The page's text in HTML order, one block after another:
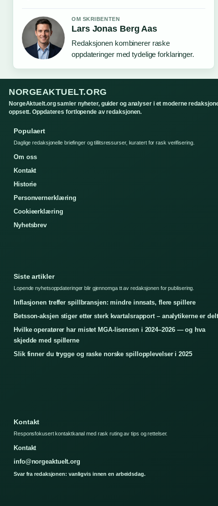
OM SKRIBENTEN
Lars Jonas Berg Aas
Redaksjonen kombinerer raske
oppdateringer med tydelige forklaringer.
NORGEAKTUELT.ORG
NorgeAktuelt.org samler nyheter, guider og analyser i et moderne
oppsett. Oppdateres fortlopende av redaksjonen.
Populaert
Daglige redaksjonelle briefinger og tillitsressurser, kuratert for rask verifisering.
Om oss
Kontakt
Historie
Personvernerklæring
Cookieerklæring
Nyhetsbrev
Siste artikler
Lopende nyhetsoppdateringer blir gjennomga tt av redaksjonen for publisering.
Inflasjonen treffer spillbransjen: mindre innsats, flere spillere
Betsson-aksjen stiger etter sterk kvartalsrapport – analytikerne er delt
Hvilke operatører har mistet MGA-lisensen i 2024–2026 — og hva
skjedde med spillerne
Slik finner du trygge og raske norske spillopplevelser i 2025
Kontakt
Responsfokusert kontaktkanal med rask ruting av tips og rettelser.
Kontakt
info@norgeaktuelt.org
Svar fra redaksjonen: vanligvis innen en arbeidsdag.